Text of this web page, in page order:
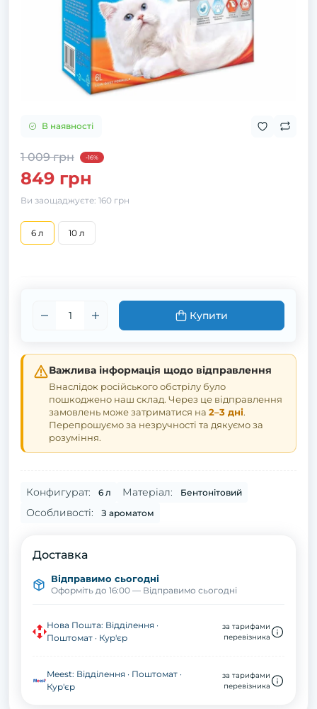
В наявності
1 009 грн -16%
849 грн
Ви заощаджуєте: 160 грн
6 л 10 л
Купити
Важлива інформація щодо відправлення
Внаслідок російського обстрілу було
пошкоджено наш склад. Через це відправлення
замовлень може затриматися на 2–3 дні.
Перепрошуємо за незручності та дякуємо за
розуміння.
Конфигурат: 6 л Матеріал: Бентонітовий
Особливості: З ароматом
Доставка
Відправимо сьогодні
Оформіть до 16:00 — Відправимо сьогодні
Нова Пошта: Відділення ·
Поштомат · Кур'єр
за тарифами
перевізника
Meest: Відділення · Поштомат ·
Кур'єр
за тарифами
перевізника